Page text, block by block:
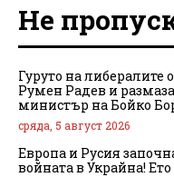
Не
Гуруто на либералите
Румен Радев и
министър на Бойко
сряда, 5 август 2026
Европа и Русия
войната в Украйна!